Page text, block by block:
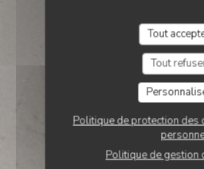
Tout
Tout
Politique de protection des
Politique de gestion